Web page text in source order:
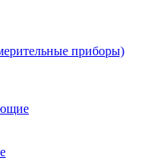
приборы)